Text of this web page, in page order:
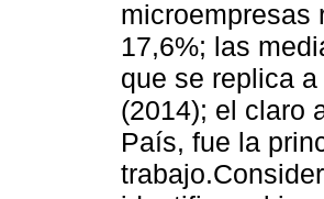
microempresas
17,6%; las
que se replica
(2014); el claro
País, fue la